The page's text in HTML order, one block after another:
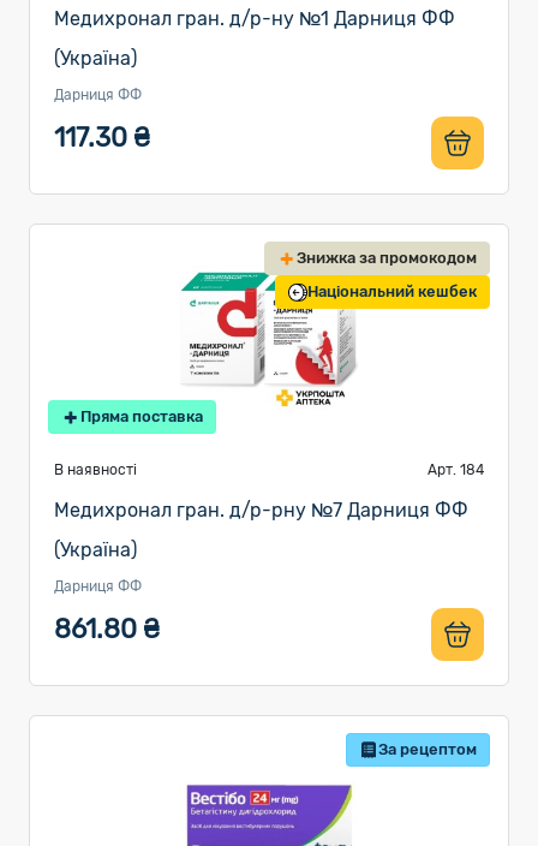
Медихронал гран. д/р-ну №1 Дарниця ФФ
(Україна)
Дарниця ФФ
117.30 ₴
Знижка за промокодом
Національний кешбек
Пряма поставка
В наявності Арт. 184
Медихронал гран. д/р-рну №7 Дарниця ФФ
(Україна)
Дарниця ФФ
861.80 ₴
За рецептом